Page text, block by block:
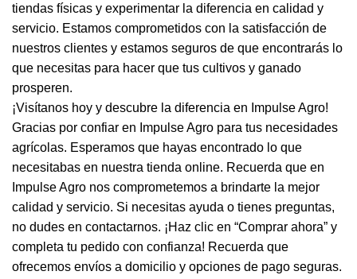
tiendas físicas y experimentar la diferencia en calidad y
servicio. Estamos comprometidos con la satisfacción de
nuestros clientes y estamos seguros de que encontrarás lo
que necesitas para hacer que tus cultivos y ganado
prosperen.
¡Visítanos hoy y descubre la diferencia en Impulse Agro!
Gracias por confiar en Impulse Agro para tus necesidades
agrícolas. Esperamos que hayas encontrado lo que
necesitabas en nuestra tienda online. Recuerda que en
Impulse Agro nos comprometemos a brindarte la mejor
calidad y servicio. Si necesitas ayuda o tienes preguntas,
no dudes en contactarnos. ¡Haz clic en “Comprar ahora” y
completa tu pedido con confianza! Recuerda que
ofrecemos envíos a domicilio y opciones de pago seguras.